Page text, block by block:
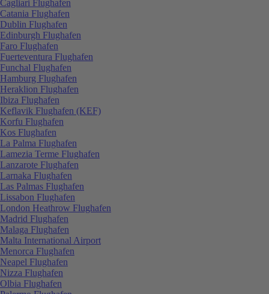
Cagliari Flughafen
Catania Flughafen
Dublin Flughafen
Edinburgh Flughafen
Faro Flughafen
Fuerteventura Flughafen
Funchal Flughafen
Hamburg Flughafen
Heraklion Flughafen
Ibiza Flughafen
Keflavik Flughafen (KEF)
Korfu Flughafen
Kos Flughafen
La Palma Flughafen
Lamezia Terme Flughafen
Lanzarote Flughafen
Larnaka Flughafen
Las Palmas Flughafen
Lissabon Flughafen
London Heathrow Flughafen
Madrid Flughafen
Malaga Flughafen
Malta International Airport
Menorca Flughafen
Neapel Flughafen
Nizza Flughafen
Olbia Flughafen